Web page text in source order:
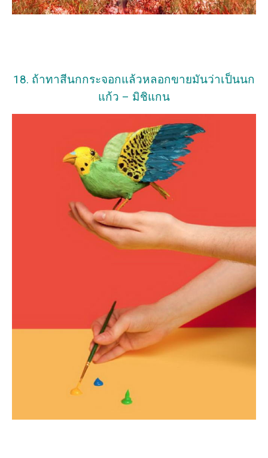
18. ถ้าทาสีนกกระจอกแล้วหลอกขายมันว่าเป็นนก
แก้ว – มิชิแกน